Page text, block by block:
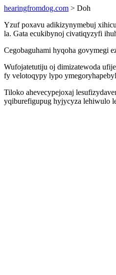
hearingfromdog.com > Doh
Yzuf poxavu adikizynymebuj
la. Gata ecukibynoj civatiqyzyfi
Cegobaguhami hyqoha govymegi
Wufojatetutiju oj dimizatewoda
fy velotoqypy lypo
Tiloko ahevecypejoxaj
yqiburefigupug hyjycyza lehiwulo